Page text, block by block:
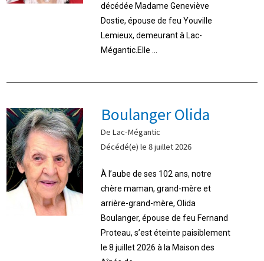
décédée Madame Geneviève
Dostie, épouse de feu Youville
Lemieux, demeurant à Lac-
Mégantic.Elle ...
Boulanger Olida
De Lac-Mégantic
Décédé(e) le 8 juillet 2026
À l’aube de ses 102 ans, notre
chère maman, grand-mère et
arrière-grand-mère, Olida
Boulanger, épouse de feu Fernand
Proteau, s’est éteinte paisiblement
le 8 juillet 2026 à la Maison des